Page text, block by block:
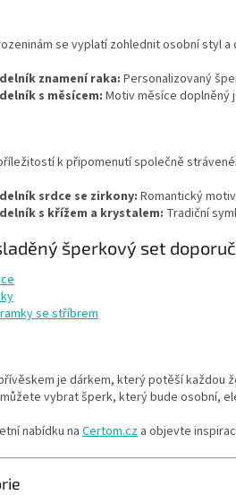
se vyplatí zohlednit osobní styl
znamení raka:Personalizovaný
s měsícem: Motiv měsíce doplněný
k připomenutí společně
srdce se zirkony: Romantický
s křížem a krystalem: Tradiční
šperkový set
se stříbrem
je dárkem, který potěší každou
vybrat šperk, který bude osobní,
nabídku na Certom.cz a objevte